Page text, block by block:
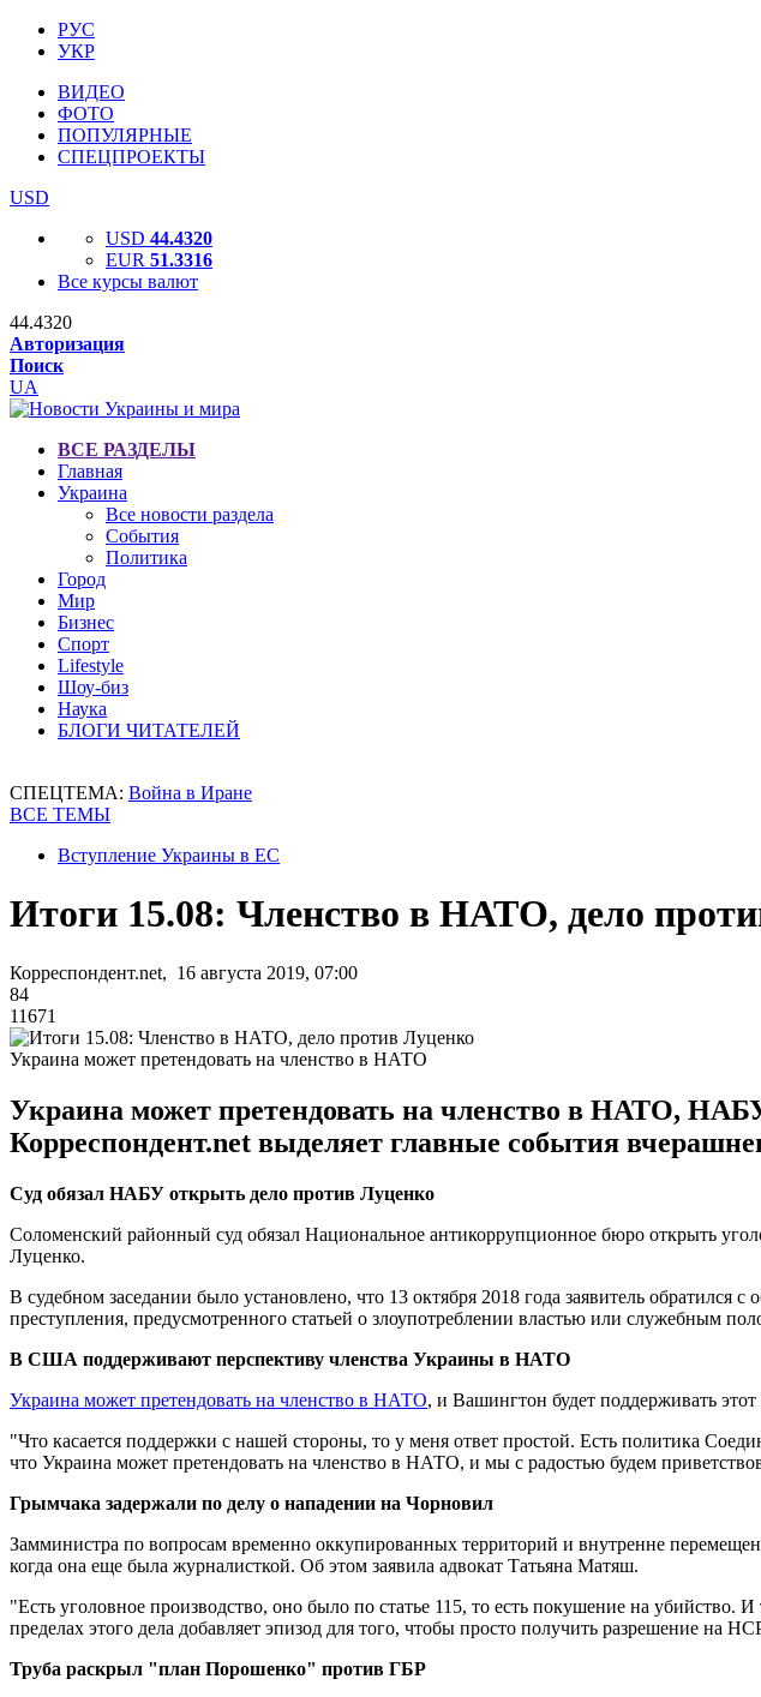
РУС
УКР
ВИДЕО
ФОТО
ПОПУЛЯРНЫЕ
СПЕЦПРОЕКТЫ
USD
USD 44.4320
EUR 51.3316
Все курсы валют
44.4320
Авторизация
Поиск
UA
ВСЕ РАЗДЕЛЫ
Главная
Украина
Все новости раздела
События
Политика
Город
Мир
Бизнес
Спорт
Lifestyle
Шоу-биз
Наука
БЛОГИ ЧИТАТЕЛЕЙ
СПЕЦТЕМА: Война в Иране
ВСЕ ТЕМЫ
Вступление Украины в ЕС
Итоги 15.08: Членство в НАТО, дело
Корреспондент.net, 16 августа 2019, 07:00
84
11671
Украина может претендовать на членство в НАТО
Украина может претендовать на членство в НАТО,
Корреспондент.net выделяет главные события
Суд обязал НАБУ открыть дело против Луценко
Соломенский районный суд обязал Национальное антикоррупционное бюро открыть
Луценко.
В судебном заседании было установлено, что 13 октября 2018 года заявитель
преступления, предусмотренного статьей о злоупотреблении властью или служебным
В США поддерживают перспективу членства Украины в НАТО
Украина может претендовать на членство в НАТО, и Вашингтон будет поддерживать
"Что касается поддержки с нашей стороны, то у меня ответ простой. Есть политика
что Украина может претендовать на членство в НАТО, и мы с радостью будем
Грымчака задержали по делу о нападении на Чорновил
Замминистра по вопросам временно оккупированных территорий и внутренне
когда она еще была журналисткой. Об этом заявила адвокат Татьяна Матяш.
"Есть уголовное производство, оно было по статье 115, то есть покушение на
пределах этого дела добавляет эпизод для того, чтобы просто получить разрешение на
Труба раскрыл "план Порошенко" против ГБР